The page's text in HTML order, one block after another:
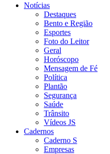
Notícias
Destaques
Bento e Região
Esportes
Foto do Leitor
Geral
Horóscopo
Mensagem de Fé
Política
Plantão
Segurança
Saúde
Trânsito
Vídeos JS
Cadernos
Caderno S
Empresas